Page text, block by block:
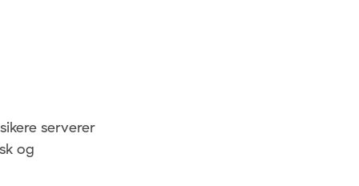
serverer
og